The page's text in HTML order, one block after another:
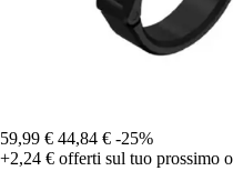
59,99 € 44,84 € -25%
+2,24 € offerti sul tuo prossimo